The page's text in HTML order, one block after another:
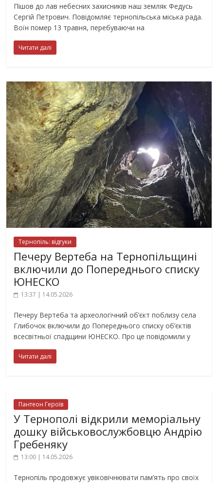
Пішов до лав небесних захисників наш земляк Федусь
Сергій Петрович. Повідомляє тернопільська міська рада.
Воїн помер 13 травня, перебуваючи на
Читати далі
Тернопіль: відгуки
Печеру Вертеба на Тернопільщині
включили до Попереднього списку
ЮНЕСКО
13:37 | 14.05.2026
Печеру Вертеба та археологічний об’єкт поблизу села
Глибочок включили до Попереднього списку об’єктів
всесвітньої спадщини ЮНЕСКО. Про це повідомили у
Читати далі
Пантеон Героїв
У Тернополі відкрили меморіальну
дошку військовослужбовцю Андрію
Гребеняку
13:00 | 14.05.2026
Тернопіль продовжує увіковічнювати пам’ять про своїх